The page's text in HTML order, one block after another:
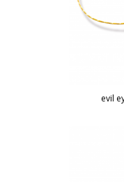
evil
evil